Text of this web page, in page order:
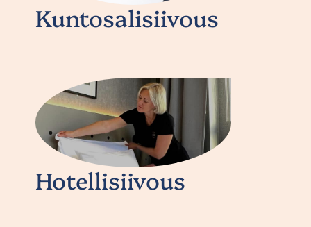
Kuntosalisiivous
Hotellisiivous